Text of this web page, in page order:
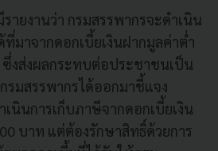
ยงานว่า กรมสรรพากรจะดำเนิน
ที่มาจากดอกเบี้ยเงินฝากมูลค่าต่ำ
งส่งผลกระทบต่อประชาชนเป็น
รมสรรพากรได้ออกมาชี้แจง
เนินการเก็บภาษีจากดอกเบี้ยเงิน
บาท แต่ต้องรักษาสิทธิ์ด้วยการ